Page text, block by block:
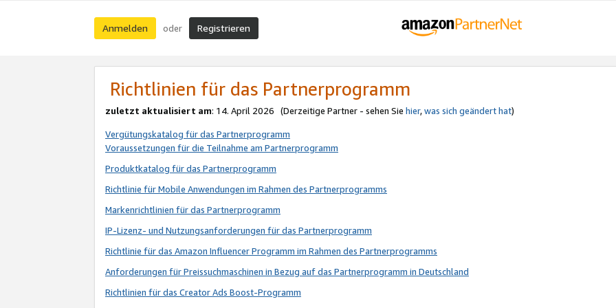
Anmelden oder Registrieren
Richtlinien für das Partnerprogramm
zuletzt aktualisiert am: 14. April 2026 (Derzeitige Partner - sehen Sie hier,was sich geändert hat)
Vergütungskatalog für das Partnerprogramm
Voraussetzungen für die Teilnahme am Partnerprogramm
Produktkatalog für das Partnerprogramm
Richtlinie für Mobile Anwendungen im Rahmen des Partnerprogramms
Markenrichtlinien für das Partnerprogramm
IP-Lizenz- und Nutzungsanforderungen für das Partnerprogramm
Richtlinie für das Amazon Influencer Programm im Rahmen des Partnerprogramms
Anforderungen für Preissuchmaschinen in Bezug auf das Partnerprogramm in Deutschland
Richtlinien für das Creator Ads Boost-Programm